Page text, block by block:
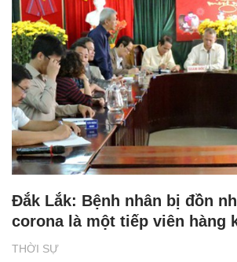
THỜI SỰ
Đắk Lắk: Bệnh nhân bị đồn
corona là một tiếp viên hàng